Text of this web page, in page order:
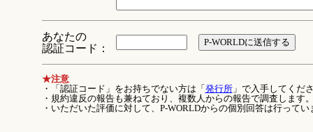
あなたの
認証コード：
★注意
・「認証コード」をお持ちでない方は「 発行所」で入手してくだ
・規約違反の報告も兼ねており、複数人からの報告で調査します
・いただいた評価に対して、P-WORLDからの個別回答は行ってい